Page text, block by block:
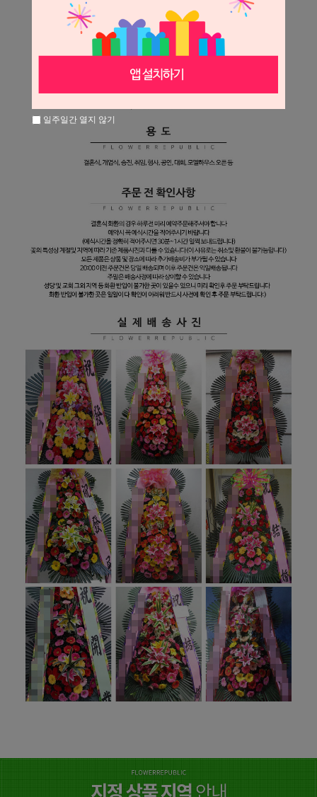
일주일간 열지 않기